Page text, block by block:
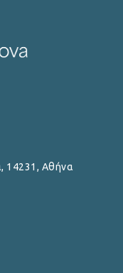
14231, Αθήνα